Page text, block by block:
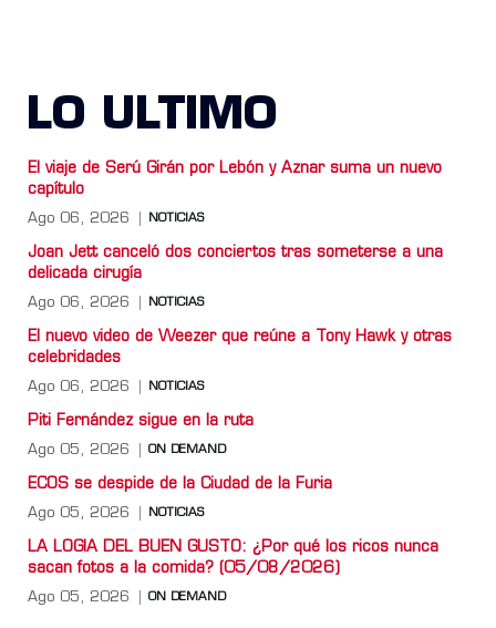
LO ULTIMO
El viaje de Serú Girán por Lebón y Aznar suma un nuevo
capítulo
Ago 06, 2026 NOTICIAS
Joan Jett canceló dos conciertos tras someterse a una
delicada cirugía
Ago 06, 2026 NOTICIAS
El nuevo video de Weezer que reúne a Tony Hawk y otras
celebridades
Ago 06, 2026 NOTICIAS
Piti Fernández sigue en la ruta
Ago 05, 2026 ON DEMAND
ECOS se despide de la Ciudad de la Furia
Ago 05, 2026 NOTICIAS
LA LOGIA DEL BUEN GUSTO: ¿Por qué los ricos nunca
sacan fotos a la comida? (05/08/2026)
Ago 05, 2026 ON DEMAND